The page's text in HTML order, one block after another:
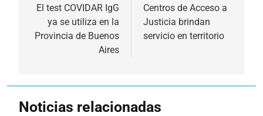
de
entradas
El test COVIDAR IgG
ya se utiliza en la
Provincia de Buenos
Aires
Centros de Acceso a
Justicia brindan
servicio en territorio
Noticias relacionadas